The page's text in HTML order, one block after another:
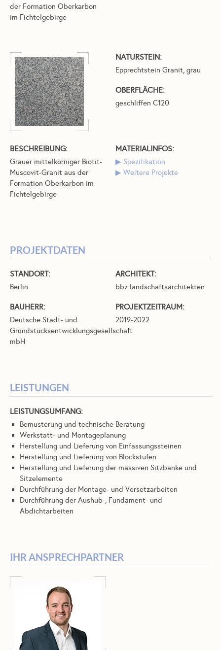
der Formation Oberkarbon
im Fichtelgebirge
NATURSTEIN:
Epprechtstein Granit, grau
OBERFLÄCHE:
geschliffen C120
BESCHREIBUNG:
Grauer mittelkörniger Biotit-
Muscovit-Granit aus der
Formation Oberkarbon im
Fichtelgebirge
MATERIALINFOS:
Spezifikation
Weitere Projekte
PROJEKTDATEN
STANDORT:
Berlin
ARCHITEKT:
bbz landschaftsarchitekten
BAUHERR:
Deutsche Stadt- und
Grundstücksentwicklungsgesellschaft
mbH
PROJEKTZEITRAUM:
2019-2022
LEISTUNGEN
LEISTUNGSUMFANG:
Bemusterung und technische Beratung
Werkstatt- und Montageplanung
Herstellung und Lieferung von Einfassungssteinen
Herstellung und Lieferung von Blockstufen
Herstellung und Lieferung der massiven Sitzbänke und
Sitzelemente
Durchführung der Montage- und Versetzarbeiten
Durchführung der Aushub-, Fundament- und
Abdichtarbeiten
IHR ANSPRECHPARTNER